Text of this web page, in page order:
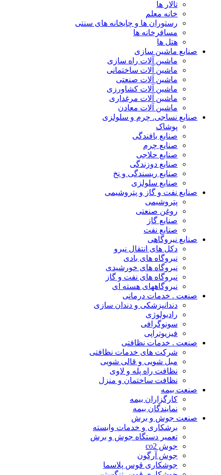
خانه معلم
رستوران ها و چایخانه های سنتی
مسافرخانه ها
ماشین سازی
ماشین آلات راه سازی
ماشین آلات ساختمانی
ماشین آلات صنعتی
ماشین آلات کشاورزی
ماشین آلات مرغداری
ماشین آلات معادن
نساجی. چرم و سلولزی
صنایع بافندگی
صنایع چرم
صنایع حلاجی
صنایع دوزندگی
صنایع ریسندگی و نخ
صنایع سلولزی
نفت و گاز و پتروشیمی
پتروشیمی
روغن صنعتی
صنایع گاز
صنایع نفت
نیروگاهی
دکل های انتقال نیرو
نیروگاه های بادی
نیروگاه های خورشیدی
نیروگاه های نفت و گاز
نیروگاههای هسته ای
. خدمات درمانی
دندانپزشکی و دندان سازی
رادیولوژی
سونوگرافی
فیزیوتراپی
. خدمات نظافتی
شرکت های خدمات نظافتی
مبل شویی و قالی شویی
نظافت راه پله و لاوی
نظافت ساختمان و منزل
بیمه
کارگزاران بیمه
نمایندگان بیمه
جوش و برش
برشکاری و خدمات وابسته
تعمیر دستگاه جوش و برش
جوش آرگون
جوشکاری قوس پلاسما